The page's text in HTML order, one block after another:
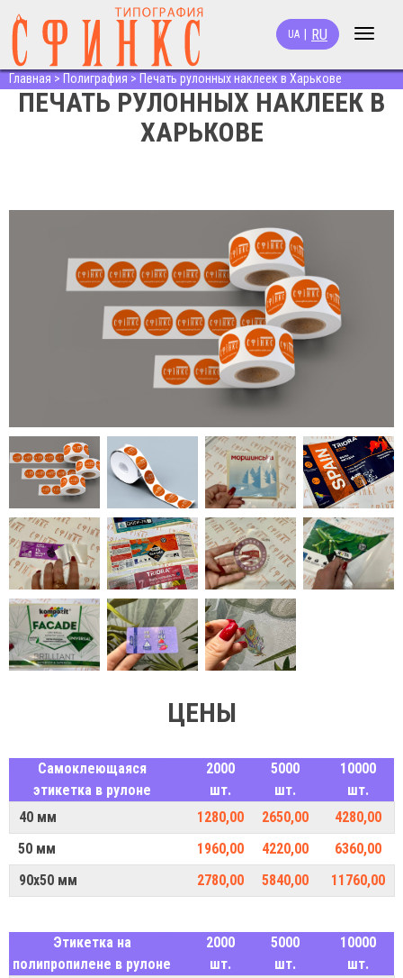
Toggle
UA RU
Главная > Полиграфия > Печать рулонных наклеек в Харькове
ПЕЧАТЬ РУЛОННЫХ НАКЛЕЕК В
ХАРЬКОВЕ
ЦЕНЫ
Самоклеющаяся
этикетка в рулоне
2000
шт.
5000
шт.
10000
шт.
40 мм
1280,00 2650,00
4280,00
50 мм
1960,00 4220,00
6360,00
90х50 мм
2780,00 5840,00 11760,00
Этикетка на
полипропилене в рулоне
2000
шт.
5000
шт.
10000
шт.